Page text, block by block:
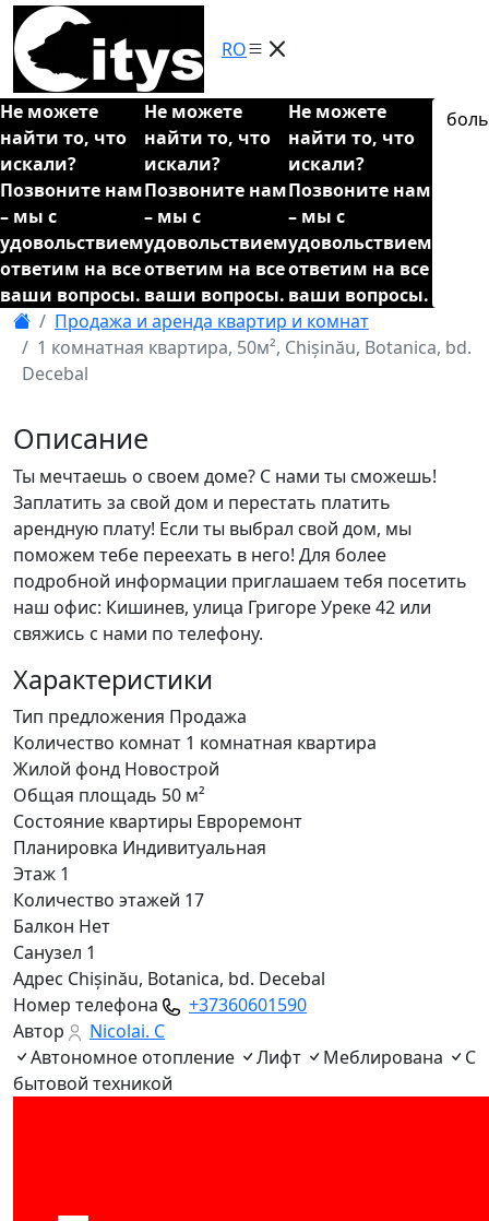
RO
Не можете
найти то, что
искали?
Позвоните нам
– мы с
удовольствием
ответим на все
ваши вопросы.
Не можете
найти то, что
искали?
Позвоните нам
– мы с
удовольствием
ответим на все
ваши вопросы.
Не можете
найти то, что
искали?
Позвоните нам
– мы с
удовольствием
ответим на все
ваши вопросы.
Продажа и аренда квартир и комнат
1 комнатная квартира, 50м², Chișinău, Botanica, bd.
Decebal
Описание
Ты мечтаешь о своем доме? С нами ты сможешь!
Заплатить за свой дом и перестать платить
арендную плату! Если ты выбрал свой дом, мы
поможем тебе переехать в него! Для более
подробной информации приглашаем тебя посетить
наш офис: Кишинев, улица Григоре Уреке 42 или
свяжись с нами по телефону.
Характеристики
Тип предложения Продажа
Количество комнат 1 комнатная квартира
Жилой фонд Новострой
Общая площадь 50 м²
Состояние квартиры Eвроремонт
Планировка Индивитуальная
Этаж 1
Количество этажей 17
Балкон Нет
Санузел 1
Адрес Chișinău, Botanica, bd. Decebal
Номер телефона
+37360601590
Автор
Nicolai. C
Автономное отопление
Лифт Меблирована
С
бытовой техникой